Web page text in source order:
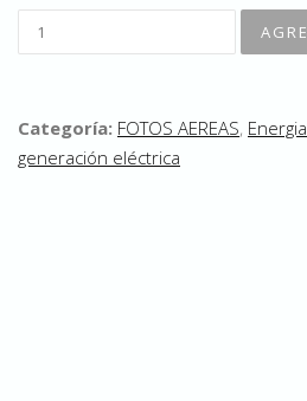
Categoría: FOTOS AEREAS,
generación eléctrica